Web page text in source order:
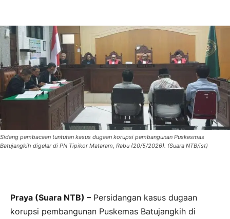
Sidang pembacaan tuntutan kasus dugaan korupsi pembangunan Puskesmas
Batujangkih digelar di PN Tipikor Mataram, Rabu (20/5/2026). (Suara NTB/ist)
Praya (Suara NTB) – Persidangan kasus dugaan
korupsi pembangunan Puskemas Batujangkih di